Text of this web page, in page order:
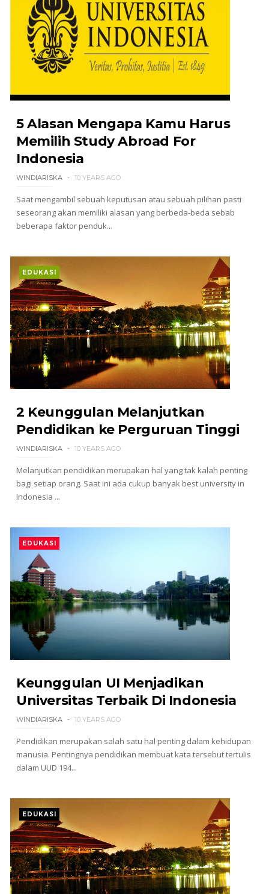
5 Alasan Mengapa Kamu Harus
Memilih Study Abroad For
Indonesia
WINDIARISKA 10 YEARS AGO
Saat mengambil sebuah keputusan atau sebuah pilihan pasti
seseorang akan memiliki alasan yang berbeda-beda sebab
beberapa faktor penduk...
EDUKASI
2 Keunggulan Melanjutkan
Pendidikan ke Perguruan Tinggi
WINDIARISKA 10 YEARS AGO
Melanjutkan pendidikan merupakan hal yang tak kalah penting
bagi setiap orang. Saat ini ada cukup banyak best university in
Indonesia ...
EDUKASI
Keunggulan UI Menjadikan
Universitas Terbaik Di Indonesia
WINDIARISKA 10 YEARS AGO
Pendidikan merupakan salah satu hal penting dalam kehidupan
manusia. Pentingnya pendidikan membuat kata tersebut tertulis
dalam UUD 194...
EDUKASI